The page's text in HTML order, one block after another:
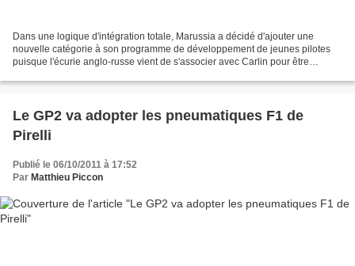
Dans une logique d'intégration totale, Marussia a décidé d'ajouter une
nouvelle catégorie à son programme de développement de jeunes pilotes
puisque l'écurie anglo-russe vient de s'associer avec Carlin pour être
Le GP2 va adopter les pneumatiques F1 de
Pirelli
Publié le 06/10/2011 à 17:52
Par Matthieu Piccon